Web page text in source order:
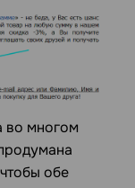
во многом
обе